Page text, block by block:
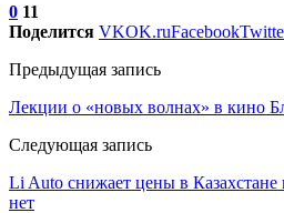
0 11
Поделится VKOK.ruFacebook
Предыдущая запись
Лекции о «новых волнах» в кино
Следующая запись
Li Auto снижает цены в
нет